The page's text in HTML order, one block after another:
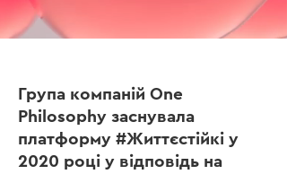
Група компаній One
Philosophy заснувала
платформу #Життєстійкі у
2020 році у відповідь на